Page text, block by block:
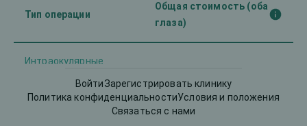
Тип операции
Общая стоимость (оба
глаза)
Интраокулярные
-
ВойтиЗарегистрировать клинику
Политика конфиденциальностиУсловия и положения
Связаться с нами